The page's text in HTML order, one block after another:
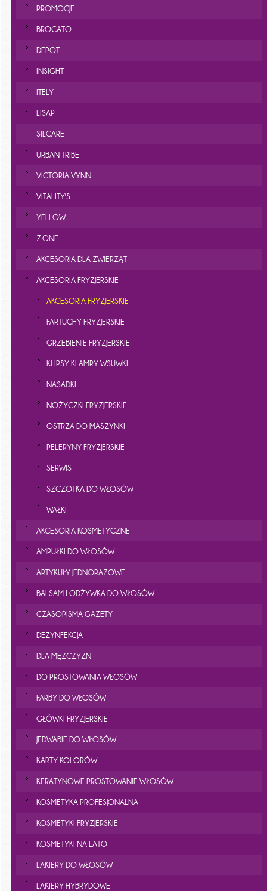
PROMOCJE
BROCATO
DEPOT
INSIGHT
ITELY
LISAP
SILCARE
URBAN TRIBE
VICTORIA VYNN
VITALITY'S
YELLOW
Z.ONE
AKCESORIA DLA ZWIERZĄT
AKCESORIA FRYZJERSKIE
AKCESORIA FRYZJERSKIE
FARTUCHY FRYZJERSKIE
GRZEBIENIE FRYZJERSKIE
KLIPSY KLAMRY WSUWKI
NASADKI
NOŻYCZKI FRYZJERSKIE
OSTRZA DO MASZYNKI
PELERYNY FRYZJERSKIE
SERWIS
SZCZOTKA DO WŁOSÓW
WAŁKI
AKCESORIA KOSMETYCZNE
AMPUŁKI DO WŁOSÓW
ARTYKUŁY JEDNORAZOWE
BALSAM I ODŻYWKA DO WŁOSÓW
CZASOPISMA GAZETY
DEZYNFEKCJA
DLA MĘŻCZYZN
DO PROSTOWANIA WŁOSÓW
FARBY DO WŁOSÓW
GŁÓWKI FRYZJERSKIE
JEDWABIE DO WŁOSÓW
KARTY KOLORÓW
KERATYNOWE PROSTOWANIE WŁOSÓW
KOSMETYKA PROFESJONALNA
KOSMETYKI FRYZJERSKIE
KOSMETYKI NA LATO
LAKIERY DO WŁOSÓW
LAKIERY HYBRYDOWE